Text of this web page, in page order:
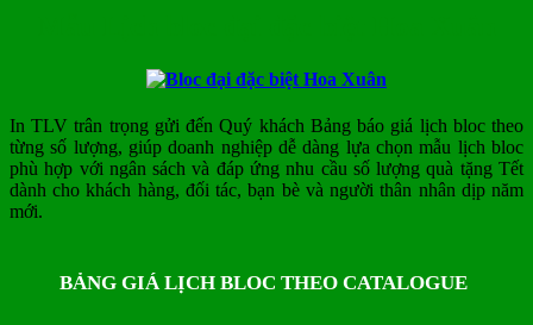
In TLV trân trọng gửi đến Quý khách Bảng báo giá lịch bloc theo
từng số lượng, giúp doanh nghiệp dễ dàng lựa chọn mẫu lịch bloc
phù hợp với ngân sách và đáp ứng nhu cầu số lượng quà tặng Tết
dành cho khách hàng, đối tác, bạn bè và người thân nhân dịp năm
mới.
BẢNG GIÁ LỊCH BLOC THEO CATALOGUE